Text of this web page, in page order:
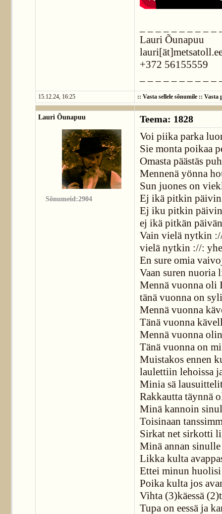
Lauri Õunapuu
+372 56155559
15.12.24, 16:25 :: Vasta sellele sõnumile:: Vasta
Lauri Õunapuu
Sõnumeid:2904
Teema: 1828
Voi piika parka
Sie monta poikaa
Omasta päästäs
Mennenä yönna
Sun juones on
Ej ikä pitkin
Ej iku pitkin
ej ikä pitkän
Vain vielä nytkin
vielä nytkin ://:
En sure omia
Vaan suren nuoria
Mennä vuonna oli
tänä vuonna on
Mennä vuonna
Tänä vuonna
Mennä vuonna
Tänä vuonna on
Muistakos ennen
laulettiin lehoissa
Minia sä
Rakkautta täynnä
Minä kannoin
Toisinaan
Sirkat net sirkotti
Minä annan sinulle
Likka kulta
Ettei minun
Poika kulta jos
Vihta (3)käessä
Tupa on eessä ja